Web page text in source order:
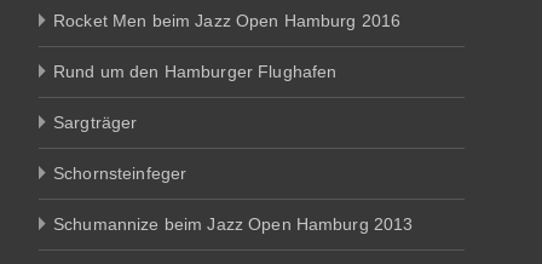
Rocket Men beim Jazz Open Hamburg 2016
Rund um den Hamburger Flughafen
Sargträger
Schornsteinfeger
Schumannize beim Jazz Open Hamburg 2013